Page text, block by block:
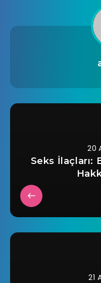
20
Seks İlaçları:
21